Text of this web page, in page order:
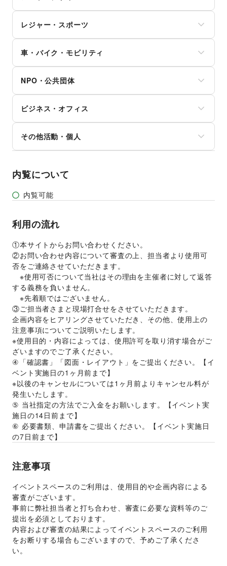
住宅（購入・賃貸）
たばこ
修理・メンテナンス
就職・転職・求人
美容家電
ヘアサロン・ネイルサロン
マッサージ・整体
女性用品・フェムテック
コンタクトレンズ
医療・医薬品
その他美容・健康
ガジェット
ゲーム
アニメ
コミック・マンガ
アイドル・芸能人
CD・DVD・本・雑誌
Webメディア・アプリ
テレビ・ドラマ
映画
音楽・ライブ
演劇
占い
その他エンタメ・ガジェット
写真・イラストレーション
立体作品・彫刻
その他アート・デザイン
レジャー・スポーツ
キャンプ・アウトドア
野球
サッカー
バスケットボール
ゴルフ
その他レジャー・スポーツ
車・バイク・モビリティ
バイク・オートバイ
自転車・ロードバイク
マイクロモビリティ
その他車・バイク・モビリティ
NPO・公共団体
外国団体・大使館
募金・寄付
NPO・ボランティア活動
その他NPO・公共団体
ビジネス・オフィス
オフィス家具・OA機器
イベント企画・運営
その他活動・個人
内覧について
内覧可能
利用の流れ
①本サイトからお問い合わせください。
②お問い合わせ内容について審査の上、担当者より使用可
否をご連絡させていただきます。
※使用可否について当社はその理由を主催者に対して返答
する義務を負いません。
※先着順ではございません。
③ご担当者さまと現場打合せをさせていただきます。
企画内容をヒアリングさせていただき、その他、使用上の
注意事項についてご説明いたします。
※使用目的・内容によっては、使用許可を取り消す場合がご
ざいますのでご了承ください。
④「確認書」「図面・レイアウト」をご提出ください。【イ
ベント実施日の1ヶ月前まで】
※以後のキャンセルについては1ヶ月前よりキャンセル料が
発生いたします。
⑤ 当社指定の方法でご入金をお願いします。【イベント実
施日の14日前まで】
⑥ 必要書類、申請書をご提出ください。【イベント実施日
の7日前まで】
注意事項
イベントスペースのご利用は、使用目的や企画内容による
審査がございます。
事前に弊社担当者と打ち合わせ、審査に必要な資料等のご
提出を必須としております。
内容および審査の結果によってイベントスペースのご利用
をお断りする場合もございますので、予めご了承くださ
い。